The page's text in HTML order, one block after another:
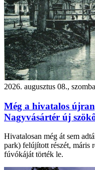
2026. augusztus 08.,
Még a hivatalos
Nagyvásártér új
Hivatalosan még át sem
park) felújított részét, máris
fúvókáját törték le.